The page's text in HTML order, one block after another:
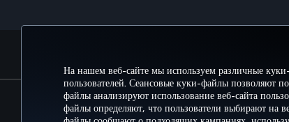
На нашем веб-сайте мы используем различные
пользователей. Сеансовые куки-файлы позволяют
файлы анализируют использование веб-сайта
файлы определяют, что пользователи выбирают на
Перейти Политика